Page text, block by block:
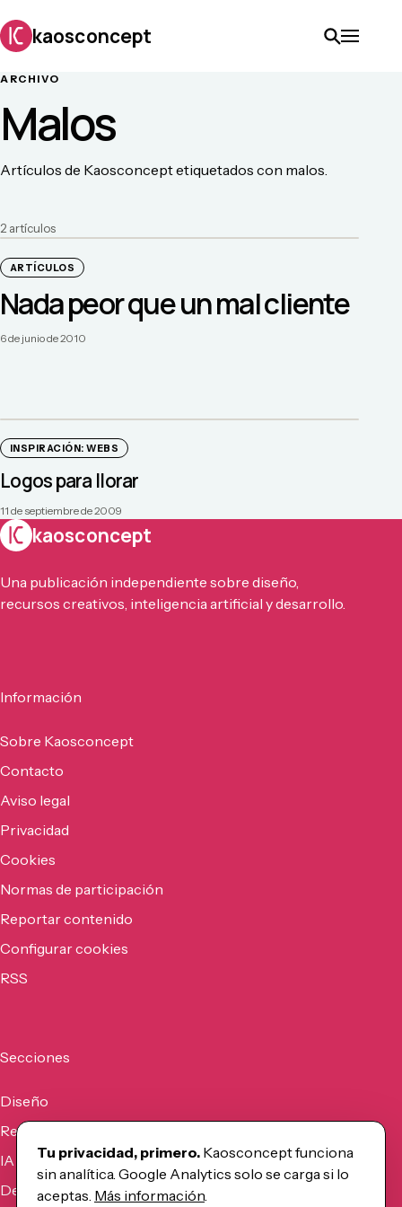
kaosconcept
ARCHIVO
Malos
Artículos de Kaosconcept etiquetados con malos.
2 artículos
ARTÍCULOS
Nada peor que un mal cliente
6 de junio de 2010
INSPIRACIÓN: WEBS
Logos para llorar
11 de septiembre de 2009
kaosconcept
Una publicación independiente sobre diseño,
recursos creativos, inteligencia artificial y desarrollo.
Información
Sobre Kaosconcept
Contacto
Aviso legal
Privacidad
Cookies
Normas de participación
Reportar contenido
Configurar cookies
RSS
Secciones
Diseño
Recursos
IA
Desarrollo
Tu privacidad, primero. Kaosconcept funciona
sin analítica. Google Analytics solo se carga si lo
aceptas. Más información.